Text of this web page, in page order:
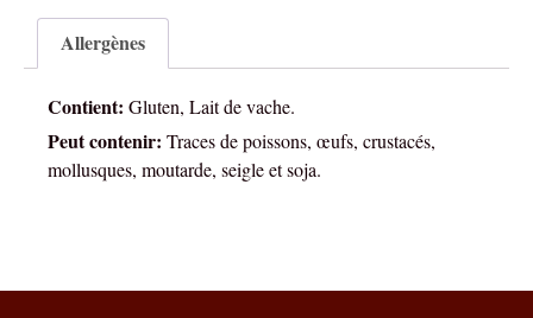
Allergènes
Contient: Gluten, Lait de vache.
Peut contenir: Traces de poissons, œufs, crustacés,
mollusques, moutarde, seigle et soja.